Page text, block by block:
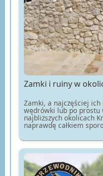
Zamki i ruiny w
Zamki, a najczęściej
wędrówki lub po prostu
najbliższych okolicach
naprawdę całkiem